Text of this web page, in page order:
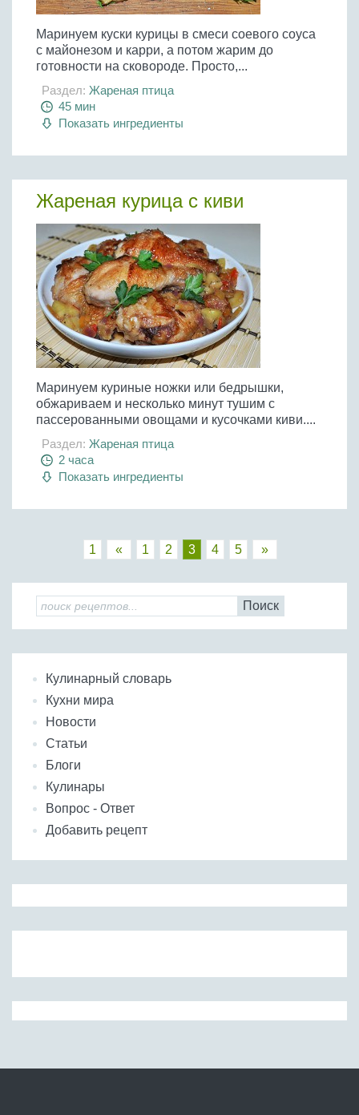
Маринуем куски курицы в смеси соевого соуса
с майонезом и карри, а потом жарим до
готовности на сковороде. Просто,...
Раздел: Жареная птица
45 мин
Показать ингредиенты
Жареная курица с киви
Маринуем куриные ножки или бедрышки,
обжариваем и несколько минут тушим с
пассерованными овощами и кусочками киви....
Раздел: Жареная птица
2 часа
Показать ингредиенты
1 « 1 2 3 4 5 »
Поиск
Кулинарный словарь
Кухни мира
Новости
Статьи
Блоги
Кулинары
Вопрос - Ответ
Добавить рецепт